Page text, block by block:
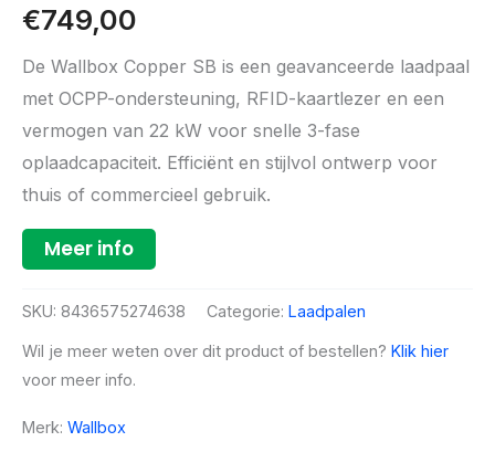
€749,00
De Wallbox Copper SB is een geavanceerde laadpaal
met OCPP-ondersteuning, RFID-kaartlezer en een
vermogen van 22 kW voor snelle 3-fase
oplaadcapaciteit. Efficiënt en stijlvol ontwerp voor
thuis of commercieel gebruik.
Meer info
SKU: 8436575274638 Categorie: Laadpalen
Wil je meer weten over dit product of bestellen? Klik hier
voor meer info.
Merk: Wallbox